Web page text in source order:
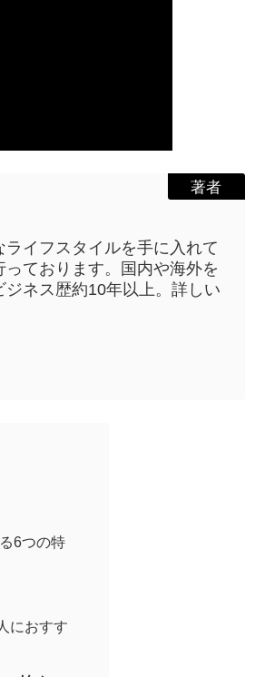
著者
イフスタイルを手に入れて
ております。国内や海外を
ネス歴約10年以上。詳しい
6つの特
におすす